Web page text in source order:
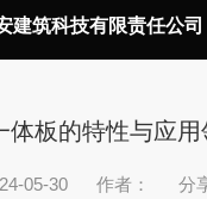
建筑科技有限责任公司
体板的特性与应用
05-30 作者：
分